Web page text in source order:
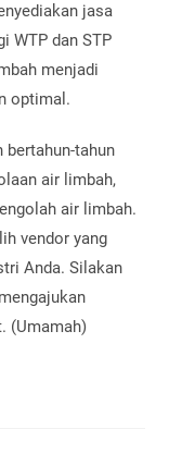
jasa
WTP dan STP
menjadi
optimal.
bertahun-tahun
air limbah,
air limbah.
vendor yang
Anda. Silakan
(Umamah)